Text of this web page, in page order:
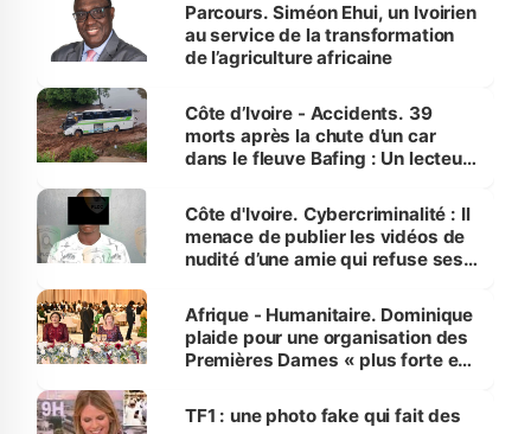
Parcours. Siméon Ehui, un Ivoirien
au service de la transformation
de l’agriculture africaine
Côte d’Ivoire - Accidents. 39
morts après la chute d’un car
dans le fleuve Bafing : Un lecteur
des Transports
Côte d'Ivoire. Cybercriminalité : Il
menace de publier les vidéos de
nudité d’une amie qui refuse ses
Afrique - Humanitaire. Dominique
plaide pour une organisation des
Premières Dames « plus forte et
sur la scène internationale »
TF1 : une photo fake qui fait des